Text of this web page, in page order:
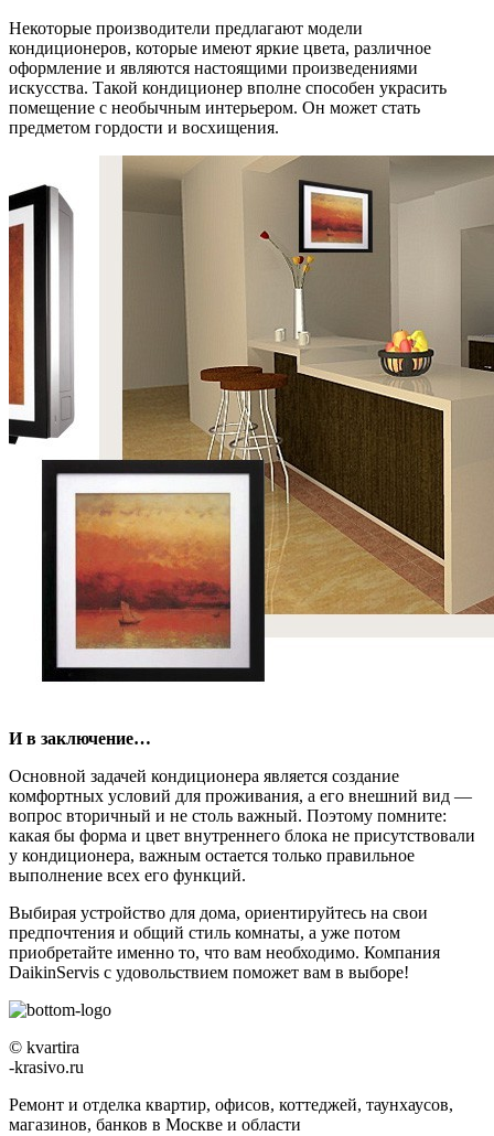
Некоторые производители предлагают модели
кондиционеров, которые имеют яркие цвета, различное
оформление и являются настоящими произведениями
искусства. Такой кондиционер вполне способен украсить
помещение с необычным интерьером. Он может стать
предметом гордости и восхищения.
И в заключение…
Основной задачей кондиционера является создание
комфортных условий для проживания, а его внешний вид —
вопрос вторичный и не столь важный. Поэтому помните:
какая бы форма и цвет внутреннего блока не присутствовали
у кондиционера, важным остается только правильное
выполнение всех его функций.
Выбирая устройство для дома, ориентируйтесь на свои
предпочтения и общий стиль комнаты, а уже потом
приобретайте именно то, что вам необходимо. Компания
DaikinServis с удовольствием поможет вам в выборе!
© kvartira
-krasivo.ru
Ремонт и отделка квартир, офисов, коттеджей, таунхаусов,
магазинов, банков в Москве и области